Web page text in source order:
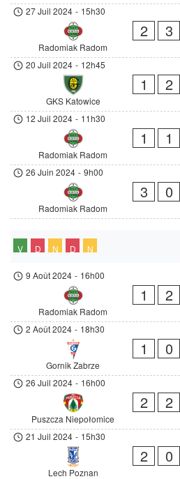
27 Juil 2024 - 15h30
Radomiak Radom
2 3
20 Juil 2024 - 12h45
GKS Katowice
1 2
12 Juil 2024 - 11h30
Radomiak Radom
1 1
26 Juin 2024 - 9h00
Radomiak Radom
3 0
V D N D N
9 Août 2024 - 16h00
Radomiak Radom
1 2
2 Août 2024 - 18h30
Gornik Zabrze
1 0
26 Juil 2024 - 16h00
Puszcza Niepołomice
2 2
21 Juil 2024 - 15h30
Lech Poznan
2 0